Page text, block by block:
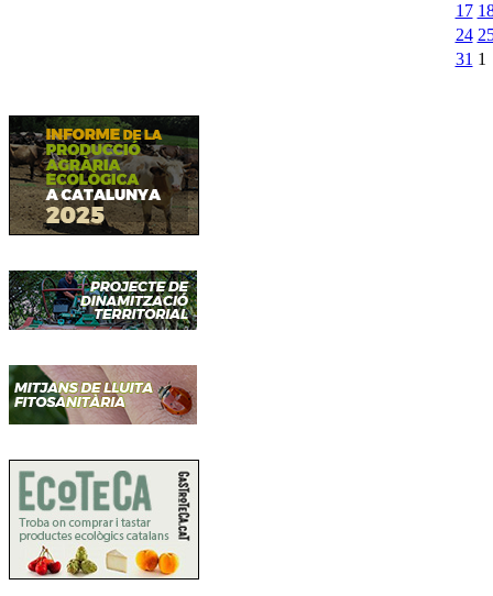
17
24
31 1